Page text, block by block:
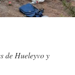
de Hueleyvo y